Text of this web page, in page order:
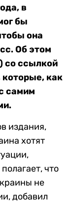
в
бы
она
Об этом
со ссылкой
как
самим
издания,
хотят
что
не
добавил